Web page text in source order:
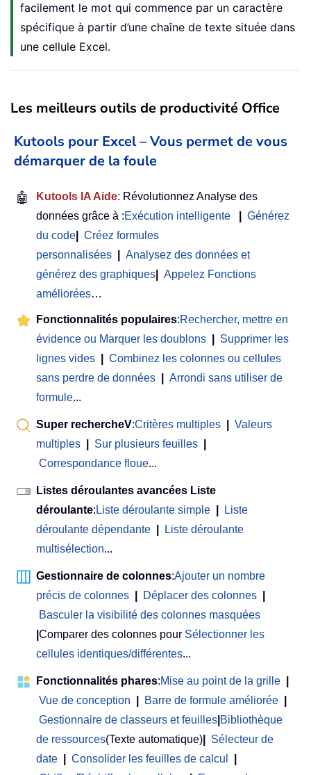
facilement le mot qui commence par un caractère
spécifique à partir d’une chaîne de texte située dans
une cellule Excel.
Les meilleurs outils de productivité Office
Kutools pour Excel – Vous permet de vous
démarquer de la foule
🤖 Kutools IA Aide: Révolutionnez Analyse des
données grâce à :Exécution intelligente
Générez
du code
Créez formules
personnalisées
Analysez des données et
générez des graphiques
Appelez Fonctions
améliorées…
Fonctionnalités populaires:Rechercher, mettre en
évidence ou Marquer les doublons
Supprimer les
lignes vides
Combinez les colonnes ou cellules
sans perdre de données
Arrondi sans utiliser de
formule...
Super rechercheV:Critères multiples
Valeurs
multiples
Sur plusieurs feuilles
Correspondance floue...
Listes déroulantes avancées Liste
déroulante: Liste déroulante simple
Liste
déroulante dépendante
Liste déroulante
multisélection...
Gestionnaire de colonnes:Ajouter un nombre
précis de colonnes
Déplacer des colonnes
Basculer la visibilité des colonnes masquées
Comparer des colonnes pour Sélectionner les
cellules identiques/différentes...
Fonctionnalités phares:Mise au point de la grille
Vue de conception
Barre de formule améliorée
Gestionnaire de classeurs et feuilles Bibliothèque
de ressources(Texte automatique)
Sélecteur de
date
Consolider les feuilles de calcul